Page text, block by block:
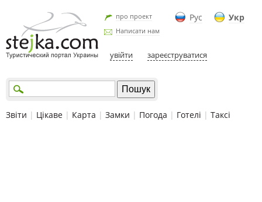
Рус Укр
про проект
Написати нам
увійти зареєструватися
Звіти | Цікаве | Карта | Замки | Погода | Готелі | Таксі